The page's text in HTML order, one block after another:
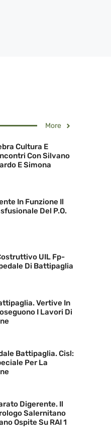
More
Cultura E
Con Silvano
E Simona
In Funzione Il
Del P.O.
UIL Fp-
Di Battipaglia
Vertive In
I Lavori Di
Battipaglia. Cisl:
Per La
Digerente. Il
Salernitano
Ospite Su RAI 1